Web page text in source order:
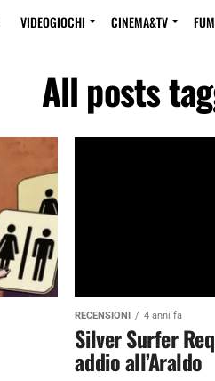
VIDEOGIOCHI CINEMA&TV
All posts
RECENSIONI 4 anni fa
Silver Surfer
addio all’Araldo